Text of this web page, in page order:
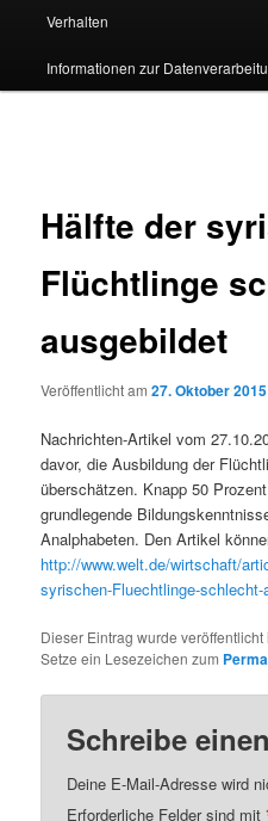
Verhalten
Informationen zur
Hälfte der
Flüchtlinge
ausgebildet
Veröffentlicht am27. Oktober 2015
Nachrichten-Artikel vom
davor, die Ausbildung der
überschätzen. Knapp 50
grundlegende
Analphabeten. Den Artikel
http://www.welt.de/wirtschaft/
syrischen-Fluechtlinge-
Dieser Eintrag wurde
Setze ein Lesezeichen zum
Schreibe
Deine E-Mail-Adresse wird
Erforderliche Felder sind mit